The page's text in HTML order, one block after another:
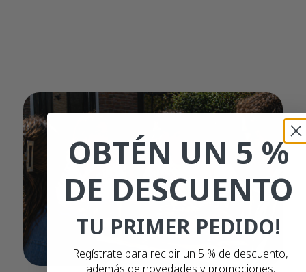
OBTÉN UN 5 %
DE DESCUENTO
TU PRIMER PEDIDO!
Regístrate para recibir un 5 % de descuento,
además de novedades y promociones.